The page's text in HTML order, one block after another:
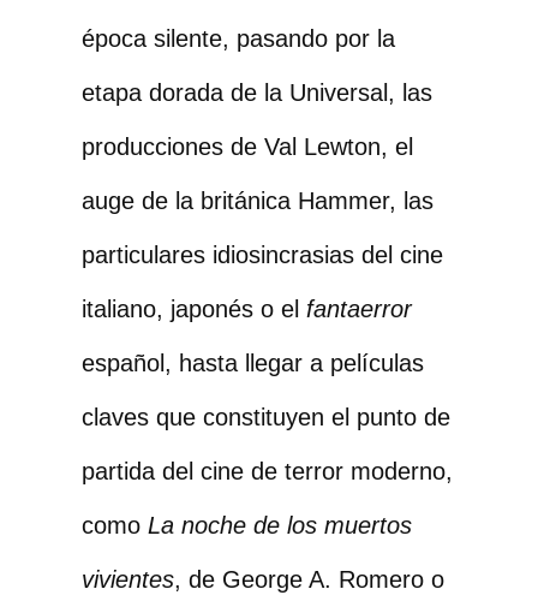
época silente, pasando por la
etapa dorada de la Universal, las
producciones de Val Lewton, el
auge de la británica Hammer, las
particulares idiosincrasias del cine
italiano, japonés o el fantaerror
español, hasta llegar a películas
claves que constituyen el punto de
partida del cine de terror moderno,
como La noche de los muertos
vivientes, de George A. Romero o